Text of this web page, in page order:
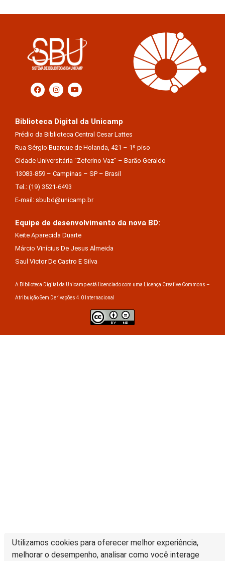
Utilizamos cookies para oferecer melhor experiência,
melhorar o desempenho, analisar como você interage
Biblioteca Digital da Unicamp
Prédio da Biblioteca Central Cesar Lattes
Rua Sérgio Buarque de Holanda, 421 – 1º piso
Cidade Universitária “Zeferino Vaz” – Barão Geraldo
13083-859 – Campinas – SP – Brasil
Tel.: (19) 3521-6493
E-mail: sbubd@unicamp.br
Equipe de desenvolvimento da nova BD:
Keite Aparecida Duarte
Márcio Vinícius De Jesus Almeida
Saul Victor De Castro E Silva
A Biblioteca Digital da Unicamp está licenciado com uma Licença Creative Commons –
Atribuição Sem Derivações 4.0 Internacional